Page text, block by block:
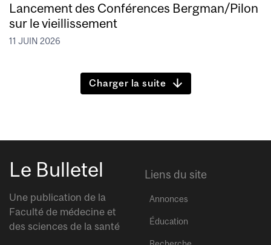
Lancement des Conférences Bergman/Pilon
sur le vieillissement
11 JUIN 2026
Charger la suite
Le Bulletel
Une publication de la
Faculté de médecine et
des sciences de la santé
Liens du site
Annonces
Éducation